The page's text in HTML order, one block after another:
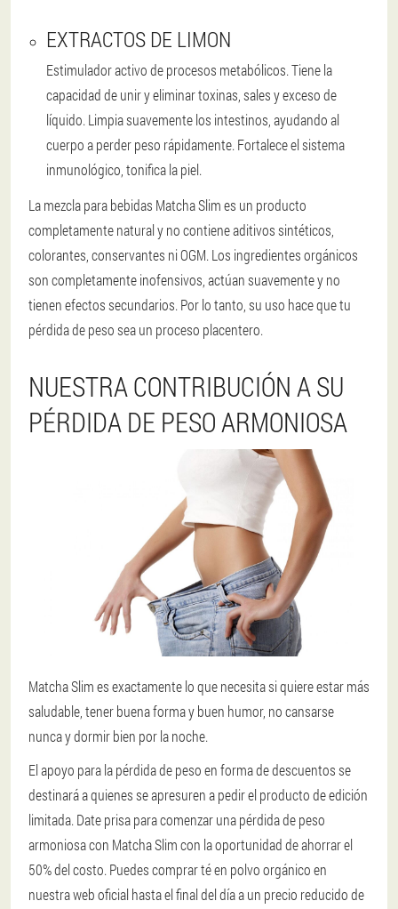
EXTRACTOS DE LIMON
Estimulador activo de procesos metabólicos. Tiene la
capacidad de unir y eliminar toxinas, sales y exceso de
líquido. Limpia suavemente los intestinos, ayudando al
cuerpo a perder peso rápidamente. Fortalece el sistema
inmunológico, tonifica la piel.
La mezcla para bebidas Matcha Slim es un producto
completamente natural y no contiene aditivos sintéticos,
colorantes, conservantes ni OGM. Los ingredientes orgánicos
son completamente inofensivos, actúan suavemente y no
tienen efectos secundarios. Por lo tanto, su uso hace que tu
pérdida de peso sea un proceso placentero.
NUESTRA CONTRIBUCIÓN A SU
PÉRDIDA DE PESO ARMONIOSA
Matcha Slim es exactamente lo que necesita si quiere estar más
saludable, tener buena forma y buen humor, no cansarse
nunca y dormir bien por la noche.
El apoyo para la pérdida de peso en forma de descuentos se
destinará a quienes se apresuren a pedir el producto de edición
limitada. Date prisa para comenzar una pérdida de peso
armoniosa con Matcha Slim con la oportunidad de ahorrar el
50% del costo. Puedes comprar té en polvo orgánico en
nuestra web oficial hasta el final del día a un precio reducido de